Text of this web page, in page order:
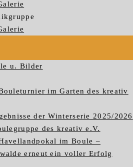
u. Bilder
im Garten des kreativ
der Winterserie 2025/2026
des kreativ e.V.
im Boule –
erneut ein voller Erfolg